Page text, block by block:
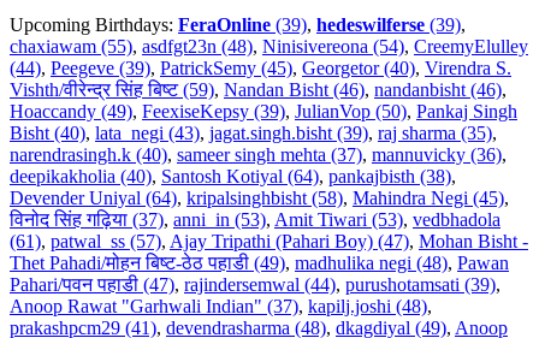
Upcoming Birthdays: FeraOnline (39), hedeswilferse (39),
chaxiawam (55), asdfgt23n (48), Ninisivereona (54), CreemyElulley
(44), Peegeve (39), PatrickSemy (45), Georgetor (40), Virendra S.
Vishth/वीरेन्द्र सिंह बिष्ट (59), Nandan Bisht (46), nandanbisht (46),
Hoaccandy (49), FeexiseKepsy (39), JulianVop (50), Pankaj Singh
Bisht (40), lata_negi (43), jagat.singh.bisht (39), raj sharma (35),
narendrasingh.k (40), sameer singh mehta (37), mannuvicky (36),
deepikakholia (40), Santosh Kotiyal (64), pankajbisth (38),
Devender Uniyal (64), kripalsinghbisht (58), Mahindra Negi (45),
विनोद सिंह गढ़िया (37), anni_in (53), Amit Tiwari (53), vedbhadola
(61), patwal_ss (57), Ajay Tripathi (Pahari Boy) (47), Mohan Bisht -
Thet Pahadi/मोहन बिष्ट-ठेठ पहाडी (49), madhulika negi (48), Pawan
Pahari/पवन पहाडी (47), rajindersemwal (44), purushotamsati (39),
Anoop Rawat "Garhwali Indian" (37), kapilj.joshi (48),
prakashpcm29 (41), devendrasharma (48), dkagdiyal (49), Anoop